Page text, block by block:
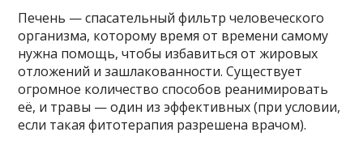
Печень — спасательный фильтр человеческого
организма, которому время от времени самому
нужна помощь, чтобы избавиться от жировых
отложений и зашлакованности. Существует
огромное количество способов реанимировать
её, и травы — один из эффективных (при условии,
если такая фитотерапия разрешена врачом).